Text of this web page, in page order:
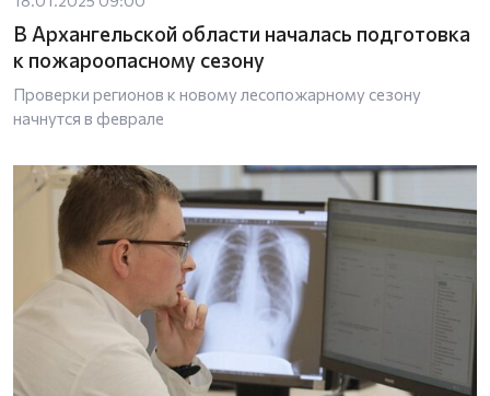
В Архангельской области началась подготовка
к пожароопасному сезону
Проверки регионов к новому лесопожарному сезону
начнутся в феврале